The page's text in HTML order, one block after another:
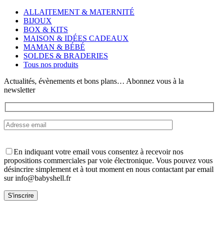
variations.
Les
peuvent
être
choisies
sur
page
du
ALLAITEMENT & MATERNITÉ
BIJOUX
BOX & KITS
MAISON & IDÉES CADEAUX
MAMAN & BÉBÉ
SOLDES & BRADERIES
Tous nos produits
Actualités, évènements et bons plans… Abonnez vous à la
newsletter
En indiquant votre email vous consentez à recevoir nos
propositions commerciales par voie électronique. Vous pouvez vous
désincrire simplement et à tout moment en nous contactant par email
sur info@babyshell.fr